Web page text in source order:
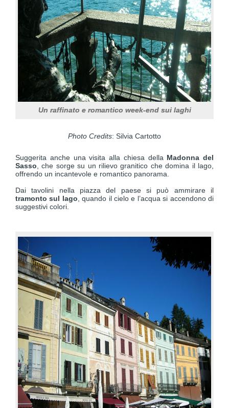
Un raffinato e romantico week-end sui laghi
Photo Credits: Silvia Cartotto
Suggerita anche una visita alla chiesa della Madonna del
Sasso , che sorge su un rilievo granitico che domina il lago,
offrendo un incantevole e romantico panorama.
Dai tavolini nella piazza del paese si può ammirare il
tramonto sul lago , quando il cielo e l’acqua si accendono di
suggestivi colori.